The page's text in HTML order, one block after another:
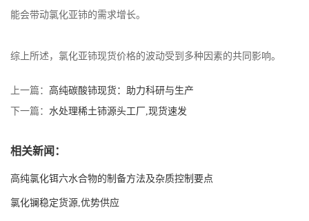
能会带动氯化亚铈的需求增长。
综上所述，氯化亚铈现货价格的波动受到多种因素的共同影响。
上一篇： 高纯碳酸铈现货：助力科研与生产
下一篇： 水处理稀土铈源头工厂,现货速发
相关新闻：
高纯氯化铒六水合物的制备方法及杂质控制要点
氯化镧稳定货源,优势供应